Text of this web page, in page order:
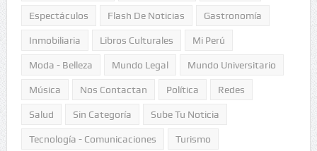
Espectáculos Flash De Noticias Gastronomía
Inmobiliaria Libros Culturales Mi Perú
Moda - Belleza Mundo Legal Mundo Universitario
Música Nos Contactan Política Redes
Salud Sin Categoría Sube Tu Noticia
Tecnología - Comunicaciones Turismo